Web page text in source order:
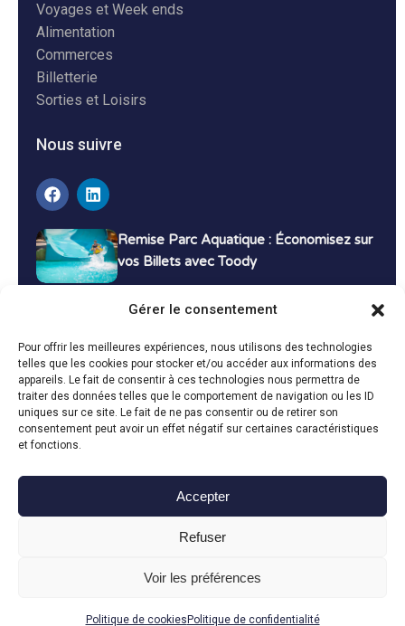
Gérer le consentement
Pour offrir les meilleures expériences, nous utilisons des technologies
telles que les cookies pour stocker et/ou accéder aux informations des
appareils. Le fait de consentir à ces technologies nous permettra de
traiter des données telles que le comportement de navigation ou les ID
uniques sur ce site. Le fait de ne pas consentir ou de retirer son
consentement peut avoir un effet négatif sur certaines caractéristiques
et fonctions.
Accepter
Refuser
Voir les préférences
Politique de cookies Politique de confidentialité
Voyages et Week ends
Alimentation
Commerces
Billetterie
Sorties et Loisirs
Nous suivre
Remise Parc Aquatique : Économisez sur
vos Billets avec Toody
Bons Plans Voyage : Économisez sur vos
Vacances avec Toody
13 décembre 2024 Bon plans
Toody © 2024
Mentions légales
Politique de cookies
Fait avec le en Vendée par